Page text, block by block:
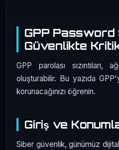
GPP Password
Güvenlikte
GPP parolası sızıntıları,
oluşturabilir. Bu yazıda
korunacağınızı öğrenin.
Giriş ve
Siber güvenlik, günümüz